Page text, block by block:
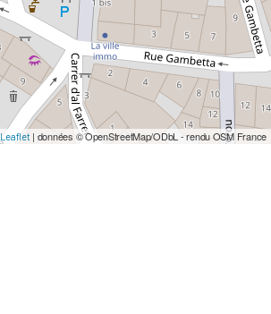
Leaflet| données © OpenStreetMap/ODbL - rendu OSM France